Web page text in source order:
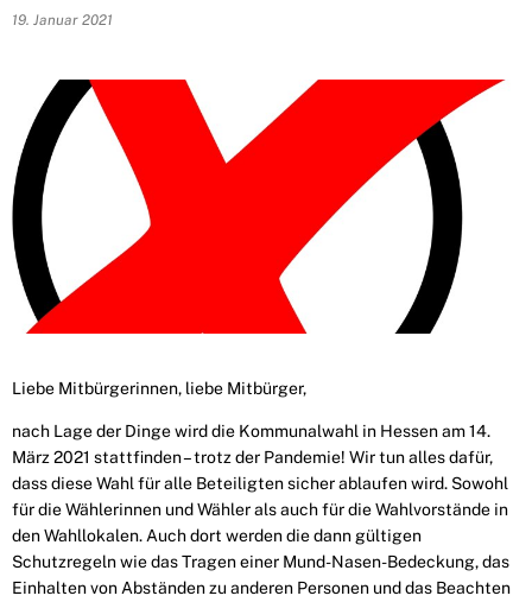
19. Januar 2021
Liebe Mitbürgerinnen, liebe Mitbürger,
nach Lage der Dinge wird die Kommunalwahl in Hessen am 14.
März 2021 stattfinden – trotz der Pan­demie! Wir tun alles dafür,
dass diese Wahl für alle Beteiligten sicher ablaufen wird. Sowohl
für die Wählerinnen und Wähler als auch für die Wahlvorstände in
den Wahllokalen. Auch dort werden die dann gültigen
Schutzregeln wie das Tragen einer Mund-Nasen-Bedeckung, das
Einhalten von Abstän­den zu anderen Personen und das Beachten